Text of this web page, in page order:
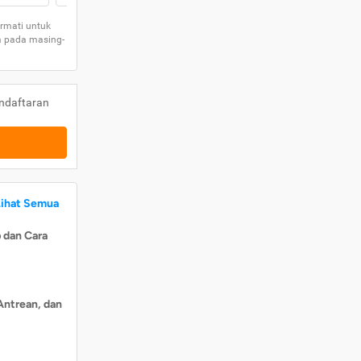
untuk
pada masing-
Semua
Cara
dan